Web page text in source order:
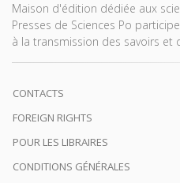
Maison d'édition dédiée aux
Presses de Sciences Po
à la transmission des savoirs et
CONTACTS
FOREIGN RIGHTS
POUR LES LIBRAIRES
CONDITIONS GÉNÉRALES